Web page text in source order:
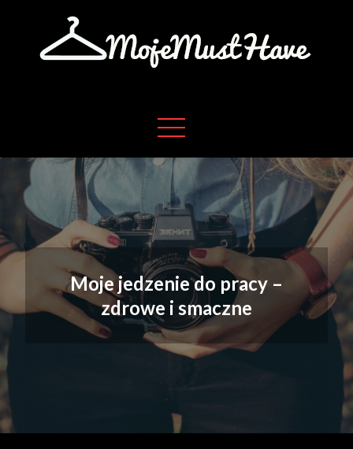
content
Moje jedzenie do pracy –
zdrowe i smaczne